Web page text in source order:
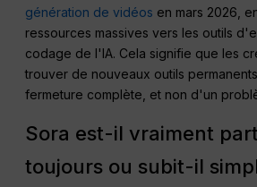
génération de vidéos en mars 2026,
ressources massives vers les outils
codage de l'IA. Cela signifie que les
trouver de nouveaux outils
fermeture complète, et non d'un
Sora est-il vraiment
toujours ou subit-il